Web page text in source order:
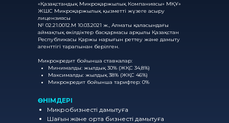
ӨНІМДЕРІ
«Қазақстандық Микроқаржылық Компаниясы» МҚҰ»
ЖШС Микроқаржылық қызметті жүзеге асыру
лицензиясы
№ 02.21.0012.М 10.03.2021 ж., Алматы қаласындағы
аймақтық өкілдіктер басқармасы арқылы Қазақстан
Республикасы Қаржы нарығын реттеу және дамыту
агенттігі тарапынан берілген.
Микрокредит бойынша ставкалар:
Минималды: жылдық 30% (ЖҚС 34,8%)
Максималды: жылдық 38% (ЖҚС 46%)
Микрокредит бойынша тарифтер: 0%
Микробизнесті дамытуға
Шағын және орта бизнесті дамытуға